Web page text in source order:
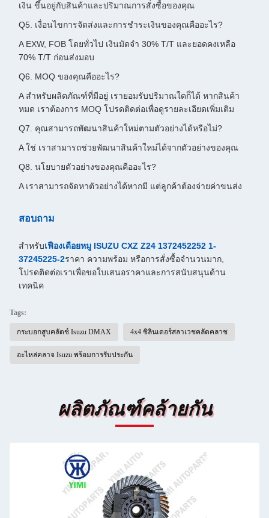
เงิน ขึ้นอยู่กับสินค้าและปริมาณการสั่งซื้อของคุณ
Q5. เงื่อนไขการจัดส่งและการชำระเงินของคุณคืออะไร?
A EXW, FOB โดยทั่วไป เงินมัดจำ 30% T/T และยอดคงเหลือ
70% T/T ก่อนส่งมอบ
Q6. MOQ ของคุณคืออะไร?
A สำหรับผลิตภัณฑ์ที่มีอยู่ เรายอมรับปริมาณใดก็ได้ หากสินค้า
หมด เราต้องการ MOQ โปรดติดต่อเพื่อดูรายละเอียดเพิ่มเติม
Q7. คุณสามารถพัฒนาสินค้าใหม่ตามตัวอย่างได้หรือไม่?
A ใช่ เราสามารถช่วยพัฒนาสินค้าใหม่ได้จากตัวอย่างของคุณ
Q8. นโยบายตัวอย่างของคุณคืออะไร?
A เราสามารถจัดหาตัวอย่างได้หากมี แต่ลูกค้าต้องจ่ายค่าขนส่ง
สอบถาม
สำหรับเฟืองเดือยหมู ISUZU CXZ Z24 1372452252 1-
37245225-2ราคา ความพร้อม หรือการสั่งซื้อจำนวนมาก,
โปรดติดต่อเราเพื่อขอใบเสนอราคาและการสนับสนุนด้าน
เทคนิค
Tags:
กระบอกสูบคลัตช์ Isuzu DMAX 4x4 ซิลินเดอร์สลาเวชคลัดคลาช
อะไหล่คลาจ Isuzu พร้อมการรับประกัน
ผลิตภัณฑ์คล้ายกัน